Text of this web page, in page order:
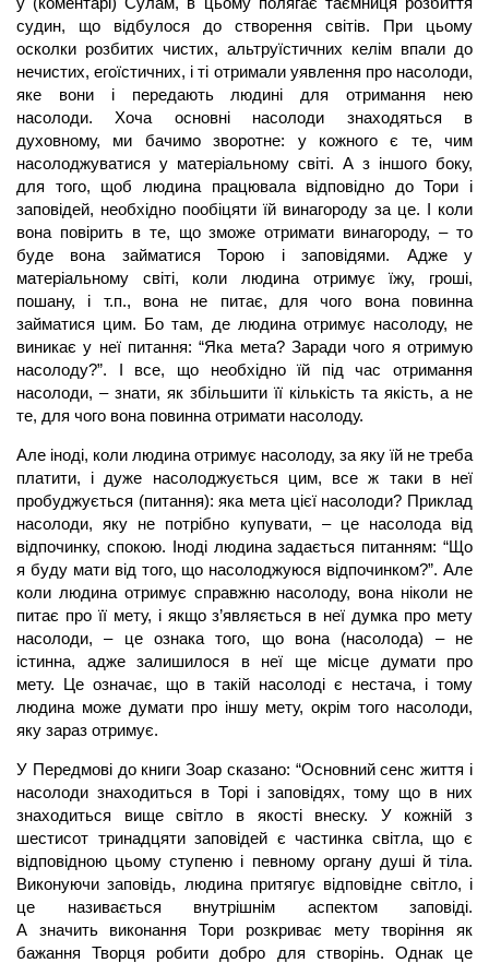
судин, що відбулося до створення світів. При цьому
осколки розбитих чистих, альтруїстичних келім впали до
нечистих, егоїстичних, і ті отримали уявлення про насолоди,
яке вони і передають людині для отримання нею
насолоди. Хоча основні насолоди знаходяться в
духовному, ми бачимо зворотне: у кожного є те, чим
насолоджуватися у матеріальному світі. А з іншого боку,
для того, щоб людина працювала відповідно до Тори і
заповідей, необхідно пообіцяти їй винагороду за це. І коли
вона повірить в те, що зможе отримати винагороду, – то
буде вона займатися Торою і заповідями. Адже у
матеріальному світі, коли людина отримує їжу, гроші,
пошану, і т.п., вона не питає, для чого вона повинна
займатися цим. Бо там, де людина отримує насолоду, не
виникає у неї питання: “Яка мета? Заради чого я отримую
насолоду?”. І все, що необхідно їй під час отримання
насолоди, – знати, як збільшити її кількість та якість, а не
те, для чого вона повинна отримати насолоду.
Але іноді, коли людина отримує насолоду, за яку їй не треба
платити, і дуже насолоджується цим, все ж таки в неї
пробуджується (питання): яка мета цієї насолоди? Приклад
насолоди, яку не потрібно купувати, – це насолода від
відпочинку, спокою. Іноді людина задається питанням: “Що
я буду мати від того, що насолоджуюся відпочинком?”. Але
коли людина отримує справжню насолоду, вона ніколи не
питає про її мету, і якщо з’являється в неї думка про мету
насолоди, – це ознака того, що вона (насолода) – не
істинна, адже залишилося в неї ще місце думати про
мету. Це означає, що в такій насолоді є нестача, і тому
людина може думати про іншу мету, окрім того насолоди,
яку зараз отримує.
У Передмові до книги Зоар сказано: “Основний сенс життя і
насолоди знаходиться в Торі і заповідях, тому що в них
знаходиться вище світло в якості внеску. У кожній з
шестисот тринадцяти заповідей є частинка світла, що є
відповідною цьому ступеню і певному органу душі й тіла.
Виконуючи заповідь, людина притягує відповідне світло, і
це називається внутрішнім аспектом заповіді.
А значить виконання Тори розкриває мету творіння як
бажання Творця робити добро для створінь. Однак це